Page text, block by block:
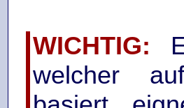
WICHTIG:
welcher